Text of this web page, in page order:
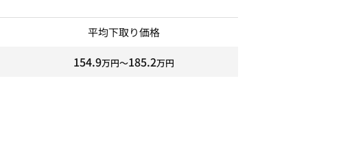
平均下取り価格
154.9万円〜185.2万円